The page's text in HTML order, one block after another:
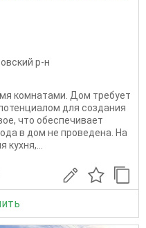
р-н
комнатами. Дом требует
для создания
что обеспечивает
в дом не проведена. На